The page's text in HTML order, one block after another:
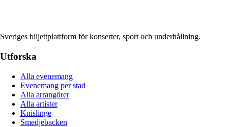
Sveriges biljettplattform för konserter, sport och underhållning.
Utforska
Alla evenemang
Evenemang per stad
Alla arrangörer
Alla artister
Knislinge
Smedjebacken